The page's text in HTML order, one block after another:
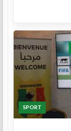
SPORT